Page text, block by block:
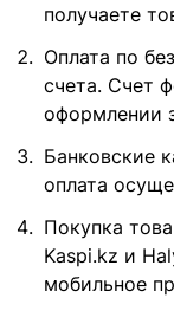
получаете
Оплата по
счета. Счет
оформлении
Банковские
оплата
Покупка
Kaspi.kz и
мобильное